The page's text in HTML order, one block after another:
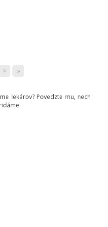
> »
lekárov? Povedzte mu, nech